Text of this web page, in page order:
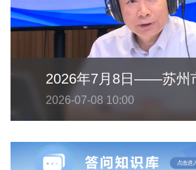
2026年7月8日——苏州
2026-07-08 10:00